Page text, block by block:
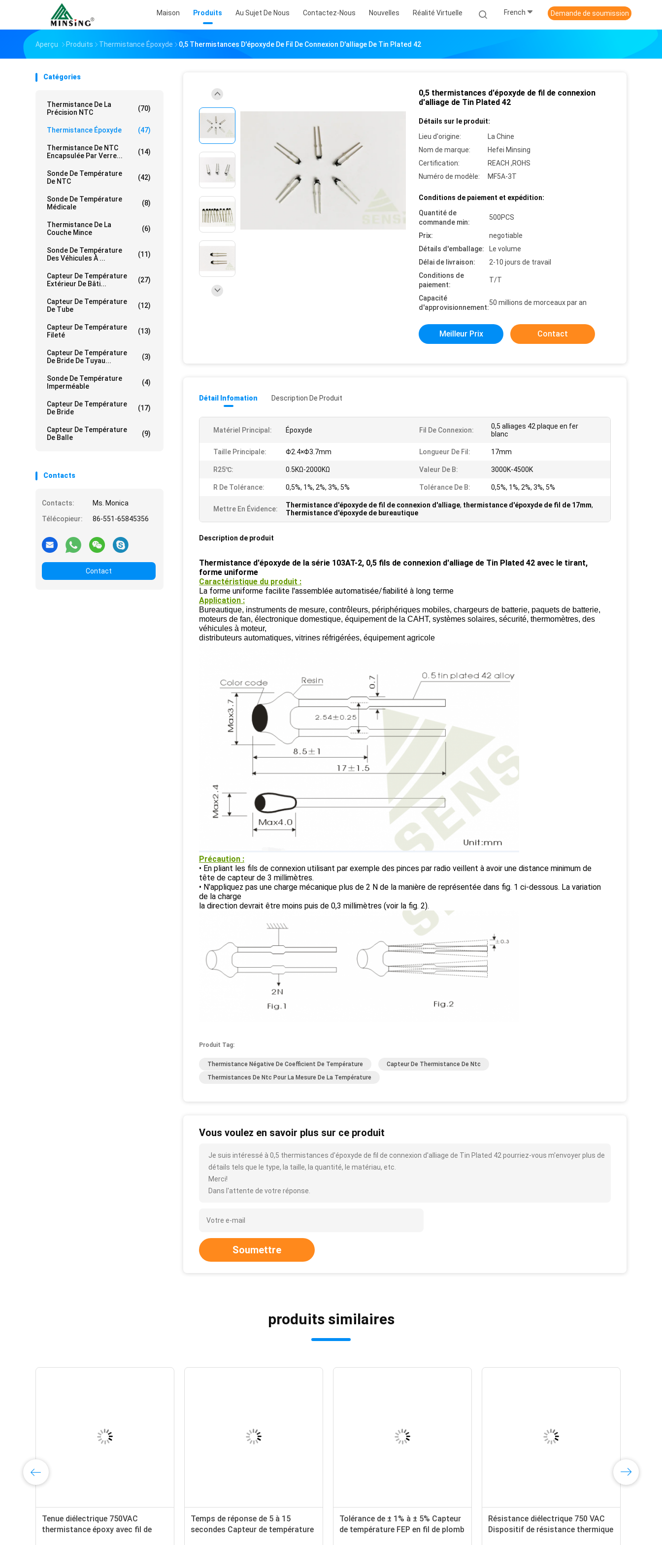
Maison Produits Au Sujet De Nous Contactez-Nous Nouvelles Réalité Virtuelle French Demande de soumission
Aperçu Produits Thermistance Époxyde 0,5 Thermistances D'époxyde De Fil De Connexion D'alliage De Tin Plated 42
Catégories
Thermistance De La
Précision NTC
(70)
Thermistance Époxyde (47)
Thermistance De NTC
Encapsulée Par Verre...
(14)
Sonde De Température
De NTC
(42)
Sonde De Température
Médicale
(8)
Thermistance De La
Couche Mince
(6)
Sonde De Température
Des Véhicules À ...
(11)
Capteur De Température
Extérieur De Bâti...
(27)
Capteur De Température
De Tube
(12)
Capteur De Température
Fileté
(13)
Capteur De Température
De Bride De Tuyau...
(3)
Sonde De Température
Imperméable
(4)
Capteur De Température
De Bride
(17)
Capteur De Température
De Balle
(9)
Contacts
Contacts:
Ms. Monica
Télécopieur:
86-551-65845356
Contact
0,5 thermistances d'époxyde de fil de connexion
d'alliage de Tin Plated 42
Détails sur le produit:
Lieu d'origine:
La Chine
Nom de marque:
Hefei Minsing
Certification:
REACH ,ROHS
Numéro de modèle:
MF5A-3T
Conditions de paiement et expédition:
Quantité de
commande min:
500PCS
Prix:
negotiable
Détails d'emballage:
Le volume
Délai de livraison:
2-10 jours de travail
Conditions de
paiement:
T/T
Capacité
d'approvisionnement:
50 millions de morceaux par an
Meilleur Prix Contact
Détail Infomation Description De Produit
Matériel Principal: Époxyde Fil De Connexion:
0,5 alliages 42 plaque en fer
blanc
Taille Principale: Φ2.4×Φ3.7mm Longueur De Fil: 17mm
R25℃: 0.5KΩ-2000KΩ Valeur De B: 3000K-4500K
R De Tolérance: 0,5%, 1%, 2%, 3%, 5% Tolérance De B: 0,5%, 1%, 2%, 3%, 5%
Mettre En Évidence: Thermistance d'époxyde de fil de connexion d'alliage, thermistance d'époxyde de fil de 17mm,
Thermistance d'époxyde de bureautique
Description de produit
Thermistance d'époxyde de la série 103AT-2, 0,5 fils de connexion d'alliage de Tin Plated 42 avec le tirant,
forme uniforme
Caractéristique du produit :
La forme uniforme facilite l'assemblée automatisée/fiabilité à long terme
Application :
Bureautique, instruments de mesure, contrôleurs, périphériques mobiles, chargeurs de batterie, paquets de batterie,
moteurs de fan, électronique domestique, équipement de la CAHT, systèmes solaires, sécurité, thermomètres, des
véhicules à moteur,
distributeurs automatiques, vitrines réfrigérées, équipement agricole
Précaution :
• En pliant les fils de connexion utilisant par exemple des pinces par radio veillent à avoir une distance minimum de
tête de capteur de 3 millimètres.
• N'appliquez pas une charge mécanique plus de 2 N de la manière de représentée dans fig. 1 ci-dessous. La variation
de la charge
la direction devrait être moins puis de 0,3 millimètres (voir la fig. 2).
Produit Tag:
Thermistance Négative De Coefficient De Température
Capteur De Thermistance De Ntc
Thermistances De Ntc Pour La Mesure De La Température
Vous voulez en savoir plus sur ce produit
Je suis intéressé à 0,5 thermistances d'époxyde de fil de connexion d'alliage de Tin Plated 42 pourriez-vous m'envoyer plus de
détails tels que le type, la taille, la quantité, le matériau, etc.
Merci!
Dans l'attente de votre réponse.
Soumettre
produits similaires
Tenue diélectrique 750VAC
thermistance époxy avec fil de
Temps de réponse de 5 à 15
secondes Capteur de température
Tolérance de ± 1% à ± 5% Capteur
de température FEP en fil de plomb
Résistance diélectrique 750 VAC
Dispositif de résistance thermique